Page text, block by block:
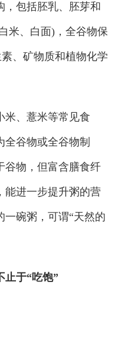
，包括胚乳、胚芽和
米、白面)，全谷物保
、矿物质和植物化学
、薏米等常见食
谷物或全谷物制
谷物，但富含膳食纤
能进一步提升粥的营
一碗粥，可谓“天然的
止于“吃饱”